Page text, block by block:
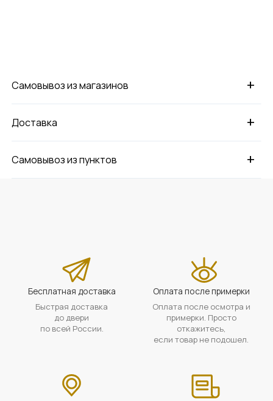
+
Самовывоз из магазинов
+
Доставка
+
Самовывоз из пунктов
Бесплатная доставка
Быстрая доставка
до двери
по всей России.
Оплата после примерки
Оплата после осмотра и
примерки. Просто
откажитесь,
если товар не подошел.